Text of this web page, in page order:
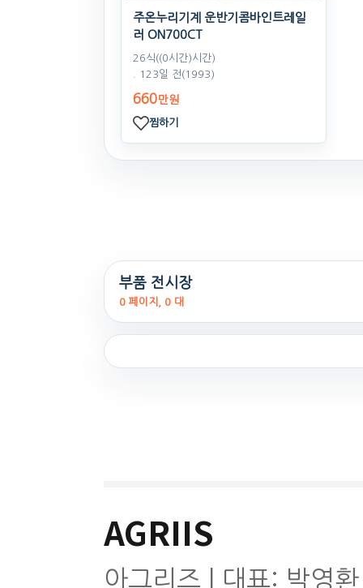
주온누리기계 운반기콤바인트레일
러 ON700CT
26식((0시간)시간)
. 123일 전(1993)
660만원
찜하기
부품 전시장
0 페이지, 0 대
AGRIIS
아그리즈 | 대표: 박영환